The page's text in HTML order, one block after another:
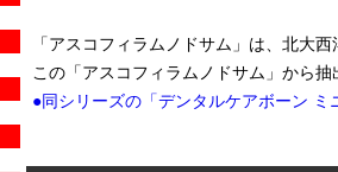
「アスコフィラムノドサム」は、北大
この「アスコフィラムノドサム」から
●同シリーズの「デンタルケアボーン ミ